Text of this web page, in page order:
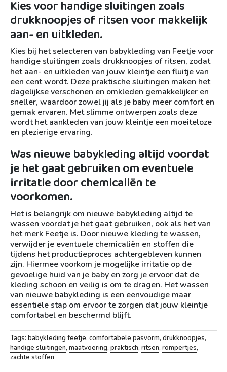
Kies voor handige sluitingen zoals
drukknoopjes of ritsen voor makkelijk
aan- en uitkleden.
Kies bij het selecteren van babykleding van Feetje voor
handige sluitingen zoals drukknoopjes of ritsen, zodat
het aan- en uitkleden van jouw kleintje een fluitje van
een cent wordt. Deze praktische sluitingen maken het
dagelijkse verschonen en omkleden gemakkelijker en
sneller, waardoor zowel jij als je baby meer comfort en
gemak ervaren. Met slimme ontwerpen zoals deze
wordt het aankleden van jouw kleintje een moeiteloze
en plezierige ervaring.
Was nieuwe babykleding altijd voordat
je het gaat gebruiken om eventuele
irritatie door chemicaliën te
voorkomen.
Het is belangrijk om nieuwe babykleding altijd te
wassen voordat je het gaat gebruiken, ook als het van
het merk Feetje is. Door nieuwe kleding te wassen,
verwijder je eventuele chemicaliën en stoffen die
tijdens het productieproces achtergebleven kunnen
zijn. Hiermee voorkom je mogelijke irritatie op de
gevoelige huid van je baby en zorg je ervoor dat de
kleding schoon en veilig is om te dragen. Het wassen
van nieuwe babykleding is een eenvoudige maar
essentiële stap om ervoor te zorgen dat jouw kleintje
comfortabel en beschermd blijft.
Tags: babykleding feetje, comfortabele pasvorm, drukknoopjes,
handige sluitingen, maatvoering, praktisch, ritsen, rompertjes,
zachte stoffen